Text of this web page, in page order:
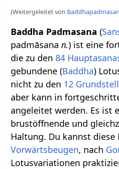
(Weitergeleitet von
Baddha Padmasana (
padmāsanan.) ist eine
die zu den 84
gebundene (Baddha)
nicht zu den 12
aber kann in
angeleitet werden. Es ist
brustöffnende und
Haltung. Du kannst diese
Vorwärtsbeugen, nach
Lotusvariationen